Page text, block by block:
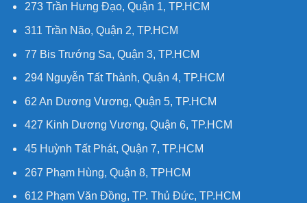
273 Trần Hưng Đạo, Quận 1, TP.HCM
311 Trần Não, Quận 2, TP.HCM
77 Bis Trướng Sa, Quận 3, TP.HCM
294 Nguyễn Tất Thành, Quận 4, TP.HCM
62 An Dương Vương, Quận 5, TP.HCM
427 Kinh Dương Vương, Quận 6, TP.HCM
45 Huỳnh Tất Phát, Quận 7, TP.HCM
267 Phạm Hùng, Quận 8, TPHCM
612 Phạm Văn Đồng, TP. Thủ Đức, TP.HCM